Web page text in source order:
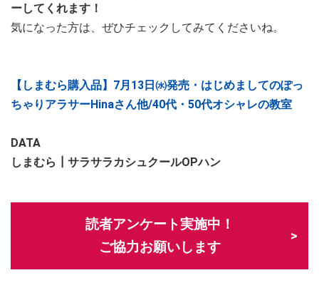
ーしてくれます！
気になった方は、ぜひチェックしてみてくださいね。
【しまむら購入品】7月13日㈬発売・はじめましてのぽっ
ちゃりアラサーHinaさん他/40代・50代オシャレの教室
DATA
しまむら┃サラサラカシュクールOPハン
読者アンケート実施中！
ご協力お願いします